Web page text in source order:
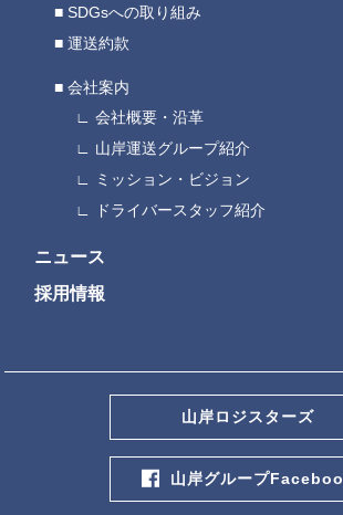
SDGsへの取り組み
運送約款
会社案内
会社概要・沿革
山岸運送グループ紹介
ミッション・ビジョン
ドライバースタッフ紹介
ニュース
採用情報
山岸ロジスターズ
山岸グループ